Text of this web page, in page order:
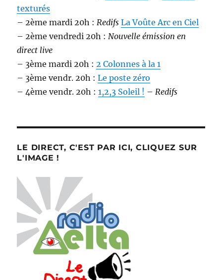
texturés
– 2ème mardi 20h : Redifs La Voûte Arc en Ciel
– 2ème vendredi 20h : Nouvelle émission en
direct live
– 3ème mardi 20h : 2 Colonnes à la 1
– 3ème vendr. 20h :Le poste zéro
– 4ème vendr. 20h :1,2,3 Soleil ! – Redifs
LE DIRECT, C'EST PAR ICI, CLIQUEZ SUR
L'IMAGE !